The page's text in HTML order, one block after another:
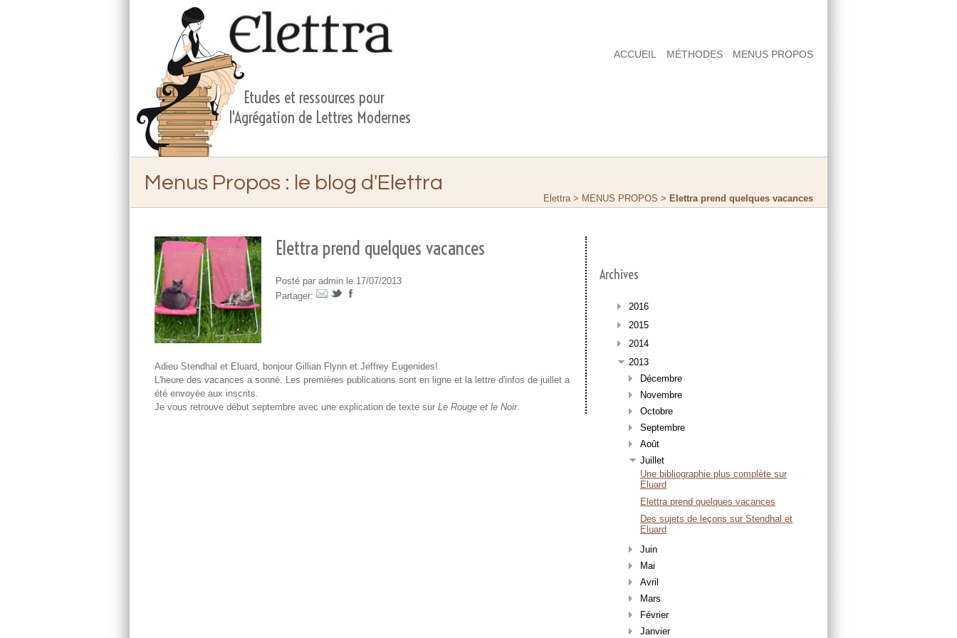
Etudes et ressources pour
l'Agrégation de Lettres Modernes
ACCUEIL MÉTHODES MENUS PROPOS
Menus Propos: le blog d'Elettra
Elettra > MENUS PROPOS > Elettra prend quelques vacances
Elettra prend quelques vacances
Posté par admin le 17/07/2013
Partager:
Adieu Stendhal et Eluard, bonjour Gillian Flynn et Jeffrey Eugenides!
L'heure des vacances a sonné. Les premières publications sont en ligne et la lettre d'infos de juillet a
été envoyée aux inscrits.
Je vous retrouve début septembre avec une explication de texte sur Le Rouge et le Noir.
Archives
2016
2015
2014
2013
Décembre
Novembre
Octobre
Septembre
Août
Juillet
Une bibliographie plus complète sur
Eluard
Elettra prend quelques vacances
Des sujets de leçons sur Stendhal et
Eluard
Juin
Mai
Avril
Mars
Février
Janvier